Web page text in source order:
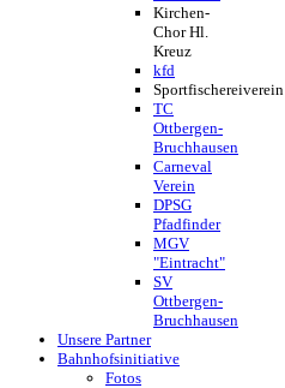
Kirchen-
Chor Hl.
Kreuz
kfd
Sportfischereiverein
TC
Ottbergen-
Bruchhausen
Carneval
Verein
DPSG
Pfadfinder
MGV
"Eintracht"
SV
Ottbergen-
Bruchhausen
Unsere Partner
Bahnhofsinitiative
Fotos